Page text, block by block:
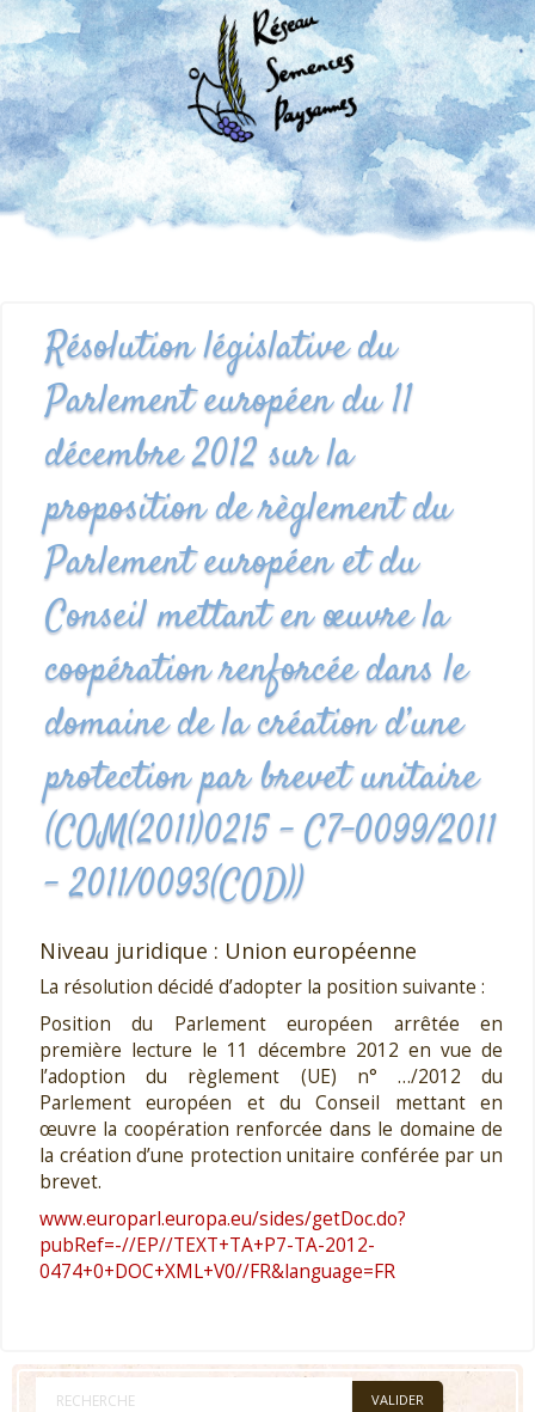
Résolution législative du
Parlement européen du 11
décembre 2012 sur la
proposition de règlement du
Parlement européen et du
Conseil mettant en œuvre la
coopération renforcée dans le
domaine de la création d’une
protection par brevet unitaire
(COM(2011)0215 – C7-0099/2011
– 2011/0093(COD))
Niveau juridique : Union européenne
La résolution décidé d’adopter la position suivante :
Position du Parlement européen arrêtée en
première lecture le 11 décembre 2012 en vue de
l’adoption du règlement (UE) n° …/2012 du
Parlement européen et du Conseil mettant en
œuvre la coopération renforcée dans le domaine de
la création d’une protection unitaire conférée par un
brevet.
www.europarl.europa.eu/sides/getDoc.do?
pubRef=-//EP//TEXT+TA+P7-TA-2012-
0474+0+DOC+XML+V0//FR&language=FR